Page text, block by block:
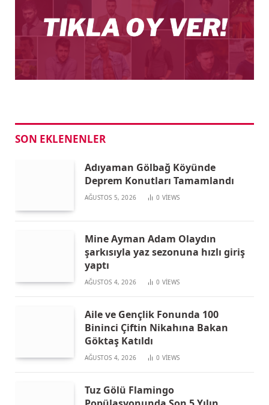
SON EKLENENLER
Adıyaman Gölbağ Köyünde
Deprem Konutları Tamamlandı
AĞUSTOS 5, 2026 0 VIEWS
Mine Ayman Adam Olaydın
şarkısıyla yaz sezonuna hızlı giriş
yaptı
AĞUSTOS 4, 2026 0 VIEWS
Aile ve Gençlik Fonunda 100
Bininci Çiftin Nikahına Bakan
Göktaş Katıldı
AĞUSTOS 4, 2026 0 VIEWS
Tuz Gölü Flamingo